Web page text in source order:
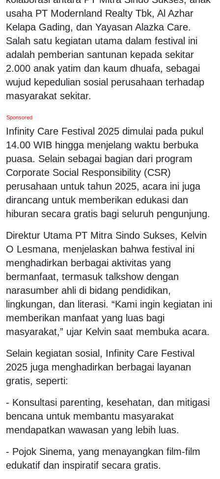
usaha PT Modernland Realty Tbk, Al Azhar
Kelapa Gading, dan Yayasan Alazka Care.
Salah satu kegiatan utama dalam festival ini
adalah pemberian santunan kepada sekitar
2.000 anak yatim dan kaum dhuafa, sebagai
wujud kepedulian sosial perusahaan terhadap
masyarakat sekitar.
Sponsored
Infinity Care Festival 2025 dimulai pada pukul
14.00 WIB hingga menjelang waktu berbuka
puasa. Selain sebagai bagian dari program
Corporate Social Responsibility (CSR)
perusahaan untuk tahun 2025, acara ini juga
dirancang untuk memberikan edukasi dan
hiburan secara gratis bagi seluruh pengunjung.
Direktur Utama PT Mitra Sindo Sukses, Kelvin
O Lesmana, menjelaskan bahwa festival ini
menghadirkan berbagai aktivitas yang
bermanfaat, termasuk talkshow dengan
narasumber ahli di bidang pendidikan,
lingkungan, dan literasi. “Kami ingin kegiatan ini
memberikan manfaat yang luas bagi
masyarakat,” ujar Kelvin saat membuka acara.
Selain kegiatan sosial, Infinity Care Festival
2025 juga menghadirkan berbagai layanan
gratis, seperti:
- Konsultasi parenting, kesehatan, dan mitigasi
bencana untuk membantu masyarakat
mendapatkan wawasan yang lebih luas.
- Pojok Sinema, yang menayangkan film-film
edukatif dan inspiratif secara gratis.